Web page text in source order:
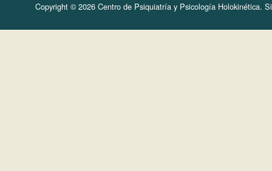
Copyright © 2026 Centro de Psiquiatría y Psicología Holokinética.